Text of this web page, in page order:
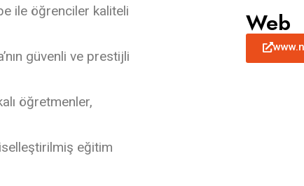
ile öğrenciler kaliteli
güvenli ve prestijli
öğretmenler,
eğitim
Web